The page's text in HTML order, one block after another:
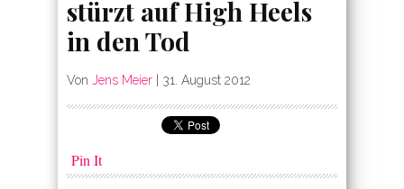
stürzt auf High Heels
in den Tod
Von Jens Meier 31. August 2012
Pin It